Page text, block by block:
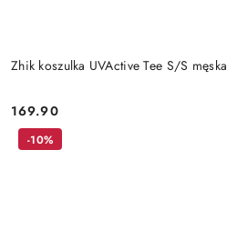
Zhik koszulka UVActive Tee S/S męska
Cena:
169.90
-10%